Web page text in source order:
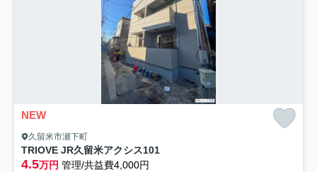
NEW
久留米市瀬下町
TRIOVE JR久留米アクシス101
4.5万円 管理/共益費4,000円